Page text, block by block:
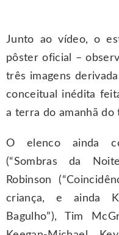
Junto ao vídeo, o
pôster oficial –
três imagens
conceitual inédita
a terra do amanhã do
O elenco ainda
(“Sombras da
Robinson
criança, e ainda
Bagulho”), Tim